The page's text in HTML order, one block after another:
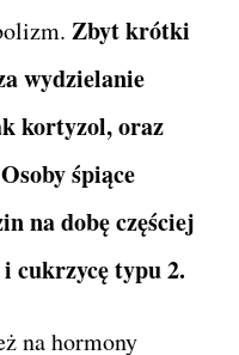
Zbyt krótki
wydzielanie
kortyzol, oraz
śpiące
na dobę częściej
cukrzycę typu 2.
na hormony